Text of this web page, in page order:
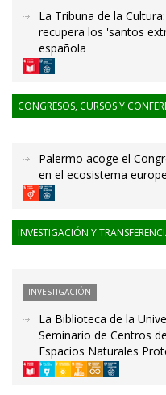
La Tribuna de la
recupera los 'santos
española
CONGRESOS, CURSOS Y
Palermo acoge el
en el ecosistema
INVESTIGACIÓN Y
INVESTIGACIÓN
La Biblioteca de la
Seminario de Centros
Espacios Naturales